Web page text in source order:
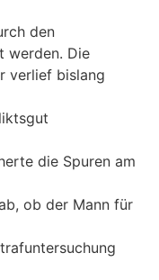
den
werden. Die
verlief bislang
die Spuren am
ob der Mann für